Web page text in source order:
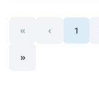
« ‹ 1
»